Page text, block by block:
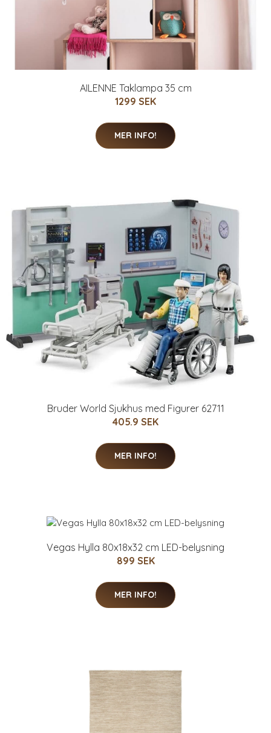
AILENNE Taklampa 35 cm
1299 SEK
MER INFO!
Bruder World Sjukhus med Figurer 62711
405.9 SEK
MER INFO!
Vegas Hylla 80x18x32 cm LED-belysning
899 SEK
MER INFO!